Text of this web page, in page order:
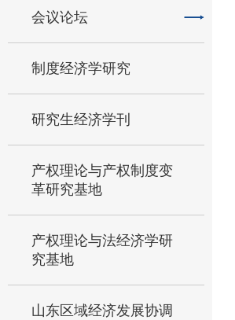
会议论坛
制度经济学研究
研究生经济学刊
产权理论与产权制度变
革研究基地
产权理论与法经济学研
究基地
山东区域经济发展协调